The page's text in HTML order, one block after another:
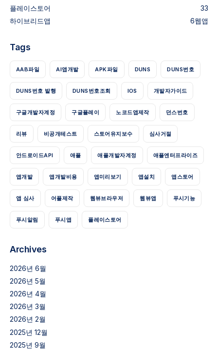
플레이스토어
33
하이브리드앱
웹앱
6
Tags
AAB파일 AI앱개발 APK파일 DUNS DUNS번호
DUNS번호 발행 DUNS번호조회 IOS 개발자가이드
구글개발자계정 구글플레이 노코드앱제작 던스번호
리뷰 비공개테스트 스토어유지보수 심사거절
안드로이드API 애플 애플개발자계정 애플엔터프라이즈
앱개발 앱개발비용 앱미리보기 앱설치 앱스토어
앱 심사 어플제작 웹뷰브라우저 웹뷰앱 푸시기능
푸시알림 푸시앱 플레이스토어
Archives
2026년 6월
2026년 5월
2026년 4월
2026년 3월
2026년 2월
2025년 12월
2025년 9월